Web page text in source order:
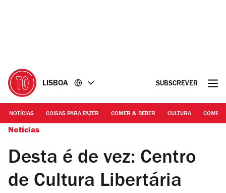
LISBOA SUBSCREVER
NOTÍCIAS COISAS PARA FAZER COMER & BEBER CULTURA
Notícias
Desta é de vez: Centro
de Cultura Libertária